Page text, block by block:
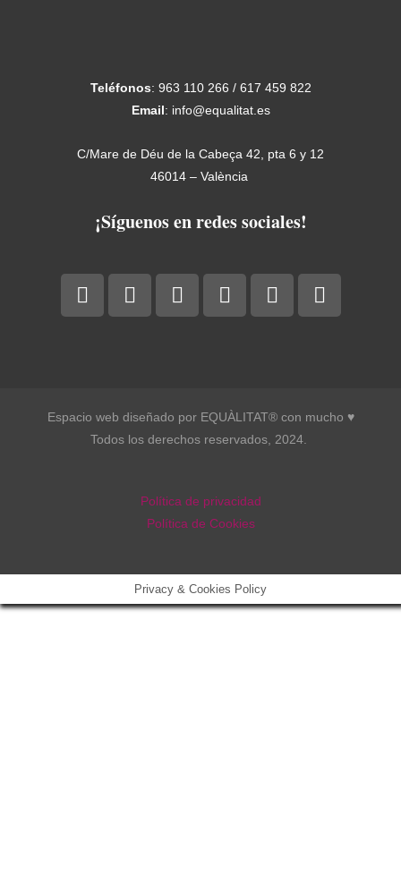
Teléfonos: 963 110 266 / 617 459 822
Email: info@equalitat.es
C/Mare de Déu de la Cabeça 42, pta 6 y 12
46014 – València
¡Síguenos en redes sociales!
Espacio web diseñado por EQUÀLITAT® con mucho ♥︎
Todos los derechos reservados, 2024.
Política de privacidad
Política de Cookies
Privacy & Cookies Policy